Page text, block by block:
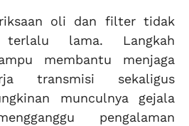
oli dan filter tidak
lama. Langkah
membantu menjaga
transmisi sekaligus
munculnya gejala
pengalaman